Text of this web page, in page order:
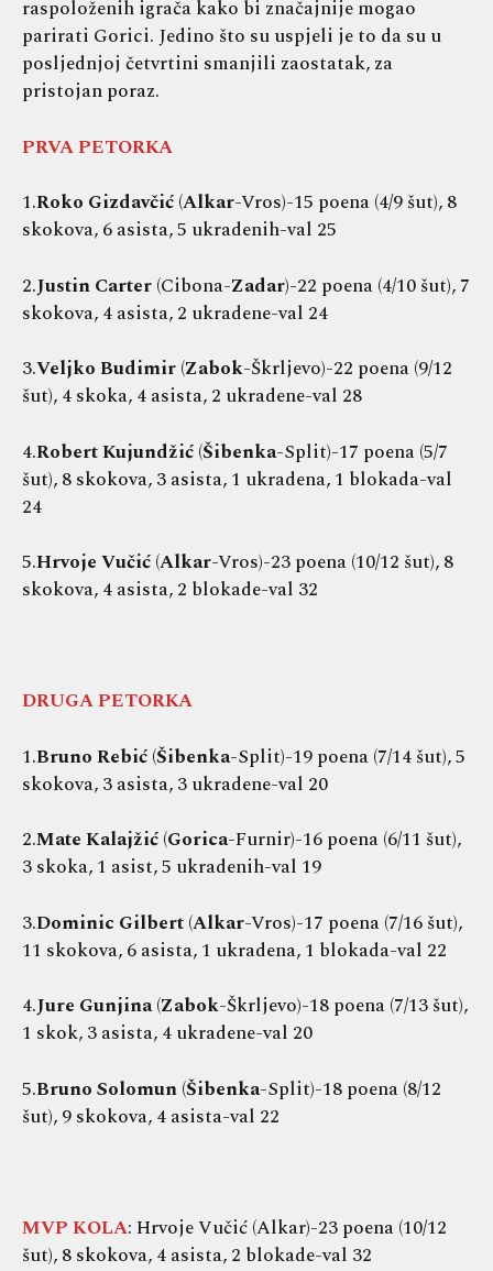
raspoloženih igrača kako bi značajnije mogao
parirati Gorici. Jedino što su uspjeli je to da su u
posljednjoj četvrtini smanjili zaostatak, za
pristojan poraz.
PRVA PETORKA
1.Roko Gizdavčić(Alkar-Vros)-15 poena (4/9 šut), 8
skokova, 6 asista, 5 ukradenih-val 25
2.Justin Carter(Cibona-Zadar)-22 poena (4/10 šut), 7
skokova, 4 asista, 2 ukradene-val 24
3.Veljko Budimir(Zabok-Škrljevo)-22 poena (9/12
šut), 4 skoka, 4 asista, 2 ukradene-val 28
4.Robert Kujundžić(Šibenka-Split)-17 poena (5/7
šut), 8 skokova, 3 asista, 1 ukradena, 1 blokada-val
24
5.Hrvoje Vučić(Alkar-Vros)-23 poena (10/12 šut), 8
skokova, 4 asista, 2 blokade-val 32
DRUGA PETORKA
1.Bruno Rebić(Šibenka-Split)-19 poena (7/14 šut), 5
skokova, 3 asista, 3 ukradene-val 20
2.Mate Kalajžić(Gorica-Furnir)-16 poena (6/11 šut),
3 skoka, 1 asist, 5 ukradenih-val 19
3.Dominic Gilbert(Alkar-Vros)-17 poena (7/16 šut),
11 skokova, 6 asista, 1 ukradena, 1 blokada-val 22
4.Jure Gunjina(Zabok-Škrljevo)-18 poena (7/13 šut),
1 skok, 3 asista, 4 ukradene-val 20
5.Bruno Solomun(Šibenka-Split)-18 poena (8/12
šut), 9 skokova, 4 asista-val 22
MVP KOLA: Hrvoje Vučić (Alkar)-23 poena (10/12
šut), 8 skokova, 4 asista, 2 blokade-val 32